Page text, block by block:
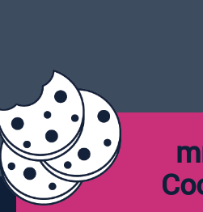
Dienstag - Freitag:
Vor Feiertagen